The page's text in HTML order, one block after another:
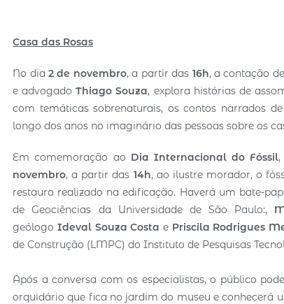
Casa das Rosas
No dia2 de novembro, a partir das 16h, a contação
e advogadoThiago Souza, explora histórias de
com temáticas sobrenaturais, os contos narrados
longo dos anos no imaginário das pessoas sobre os
Em comemoração ao Dia Internacional do Fóssil,
novembro, a partir das 14h, ao ilustre morador, o
restauro realizado na edificação. Haverá um bate-
de Geociências da Universidade de São Paulo:,
geólogo Ideval Souza Costa e Priscila Rodrigues
de Construção (LMPC) do Instituto de Pesquisas
Após a conversa com os especialistas, o público
orquidário que fica no jardim do museu e conhecerá